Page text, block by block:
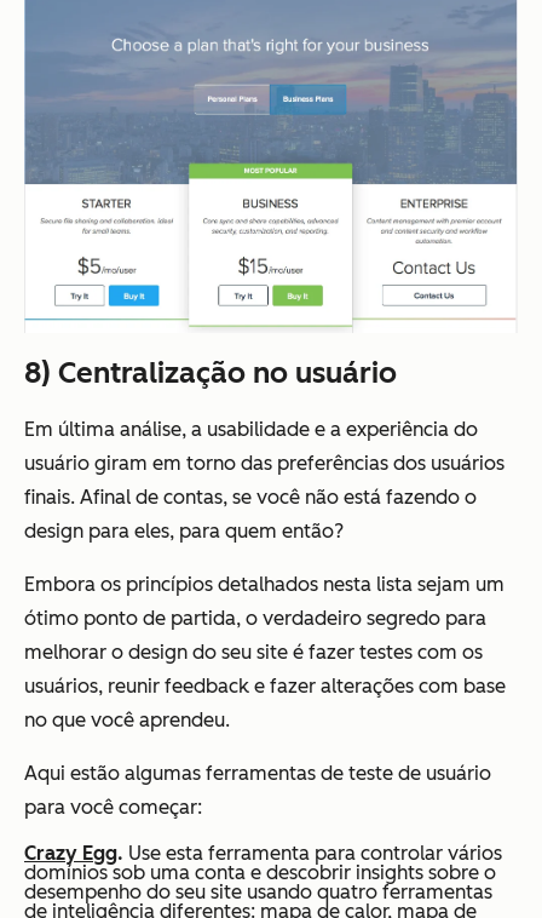
8) Centralização no usuário
Em última análise, a usabilidade e a experiência do
usuário giram em torno das preferências dos usuários
finais. Afinal de contas, se você não está fazendo o
design para eles, para quem então?
Embora os princípios detalhados nesta lista sejam um
ótimo ponto de partida, o verdadeiro segredo para
melhorar o design do seu site é fazer testes com os
usuários, reunir feedback e fazer alterações com base
no que você aprendeu.
Aqui estão algumas ferramentas de teste de usuário
para você começar:
Crazy Egg. Use esta ferramenta para controlar vários
domínios sob uma conta e descobrir insights sobre o
desempenho do seu site usando quatro ferramentas
de inteligência diferentes: mapa de calor, mapa de